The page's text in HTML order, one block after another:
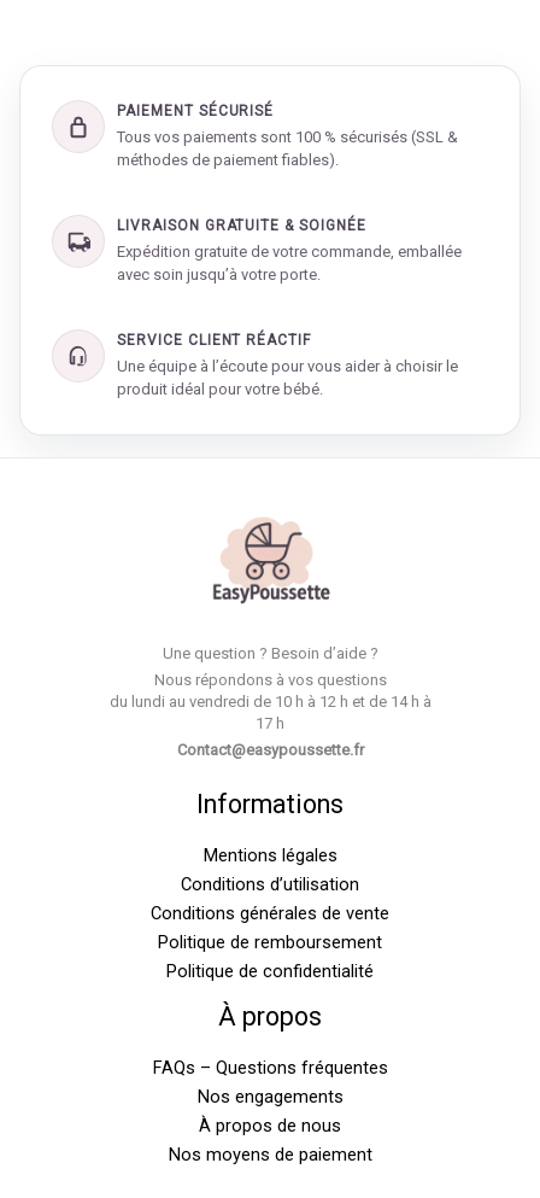
PAIEMENT SÉCURISÉ
Tous vos paiements sont 100 % sécurisés (SSL &
méthodes de paiement fiables).
LIVRAISON GRATUITE & SOIGNÉE
Expédition gratuite de votre commande, emballée
avec soin jusqu’à votre porte.
SERVICE CLIENT RÉACTIF
Une équipe à l’écoute pour vous aider à choisir le
produit idéal pour votre bébé.
Une question ? Besoin d’aide ?
Nous répondons à vos questions
du lundi au vendredi de 10 h à 12 h et de 14 h à
17 h
Contact@easypoussette.fr
Informations
Mentions légales
Conditions d’utilisation
Conditions générales de vente
Politique de remboursement
Politique de confidentialité
À propos
FAQs – Questions fréquentes
Nos engagements
À propos de nous
Nos moyens de paiement